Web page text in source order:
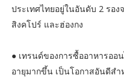
ประเทศไทยอยู่ในอันดับ 2 รอ
สิงคโปร์ และฮ่องกง
● เทรนด์ของการซื้ออาหารอ
อายุมากขึ้น เป็นโอกาสอันดีส